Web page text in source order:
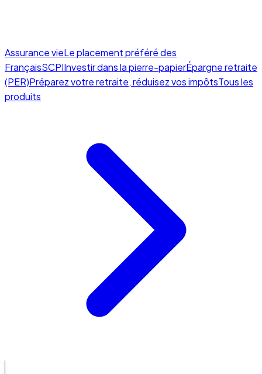
Assurance vieLe placement préféré des
FrançaisSCPIInvestir dans la pierre-papierÉpargne retraite
(PER)Préparez votre retraite, réduisez vos impôtsTous les
produits